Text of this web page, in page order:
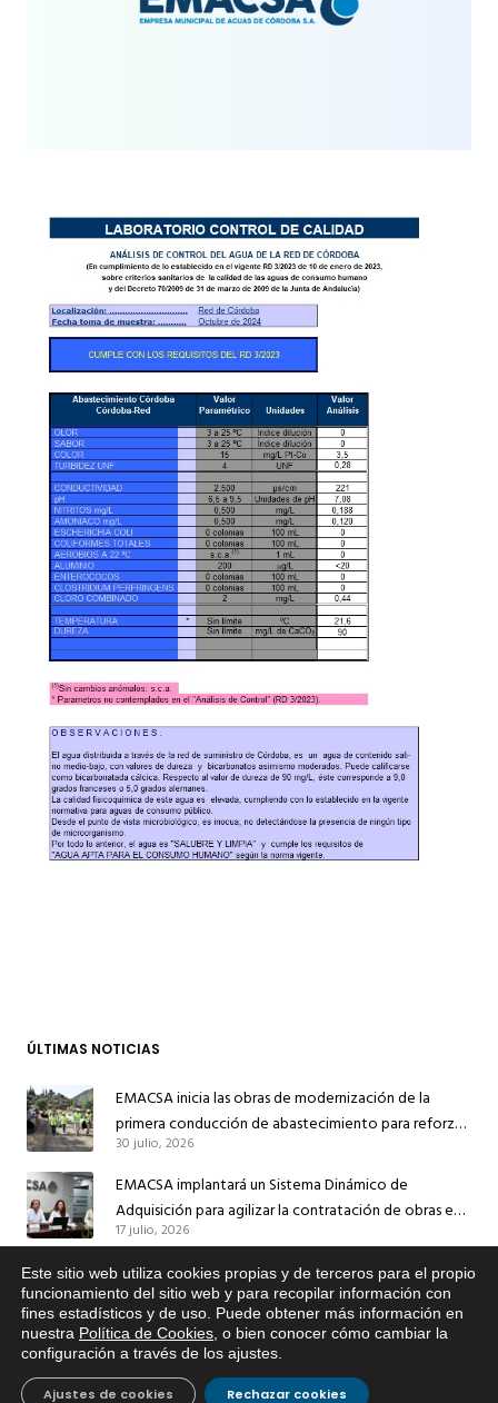
ÚLTIMAS NOTICIAS
EMACSA inicia las obras de modernización de la
primera conducción de abastecimiento para reforzar
el suministro de agua de Córdoba
30 julio, 2026
EMACSA implantará un Sistema Dinámico de
Adquisición para agilizar la contratación de obras en
sus redes e instalaciones
17 julio, 2026
EMACSA inicia hoy las obras de una nueva arteria de
abastecimiento y una red de agua no potable en
Ingeniero Ruiz de Azúa
13 julio, 2026
Caracterización ZA Córdoba Red Quemadas- 1ª Sem
2026
Este sitio web utiliza cookies propias y de terceros para el propio
funcionamiento del sitio web y para recopilar información con
fines estadísticos y de uso. Puede obtener más información en
nuestra Política de Cookies , o bien conocer cómo cambiar la
configuración a través de los ajustes
Rechazar cookies
Ajustes de cookies
Si tiene cualquier duda sobre
EMACSA, haga click abajo.